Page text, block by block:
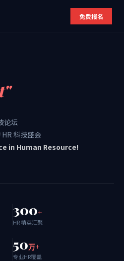
免费报名
论坛
科技盛会
in Human Resource!
300+
HR 精英汇聚
50万+
专业HR覆盖